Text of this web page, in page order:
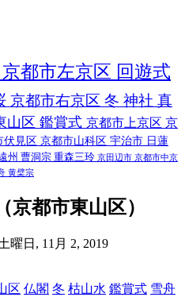
京都市左京区 回遊式
京都市右京区 冬 神社 真
山区 鑑賞式 京都市上京区 京
伏見区 京都市山科区 宇治市 日蓮
州 曹洞宗 重森三玲 京田辺市 京都市中京
黄檗宗
京都市東山区）
曜日, 11月 2, 2019
区 仏閣 冬 枯山水 鑑賞式 雪舟